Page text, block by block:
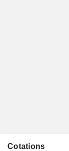
Cotations